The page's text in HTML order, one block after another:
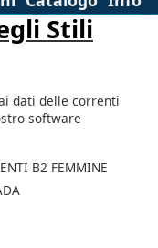
Stili
dati delle correnti
software
B2 FEMMINE